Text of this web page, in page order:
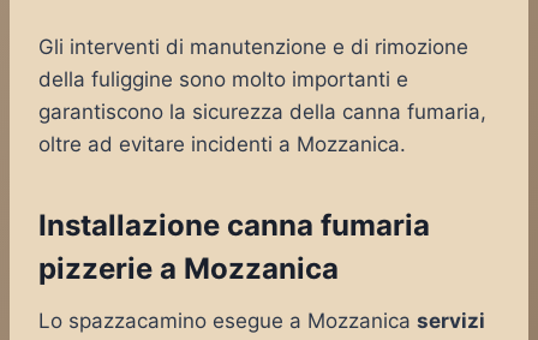
Gli interventi di manutenzione e di rimozione
della fuliggine sono molto importanti e
garantiscono la sicurezza della canna fumaria,
oltre ad evitare incidenti a Mozzanica.
Installazione canna fumaria
pizzerie a Mozzanica
Lo spazzacamino esegue a Mozzanica servizi